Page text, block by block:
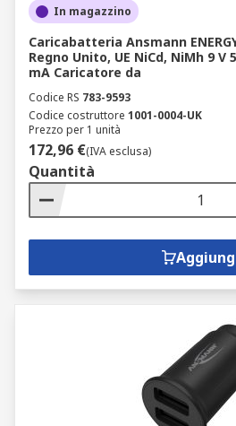
In magazzino
Caricabatteria Ansmann
Regno Unito, UE NiCd, NiMh 9 V
mA Caricatore da
Codice RS 783-9593
Codice costruttore 1001-0004-UK
Prezzo per 1 unità
172,96 €(IVA esclusa)
Quantità